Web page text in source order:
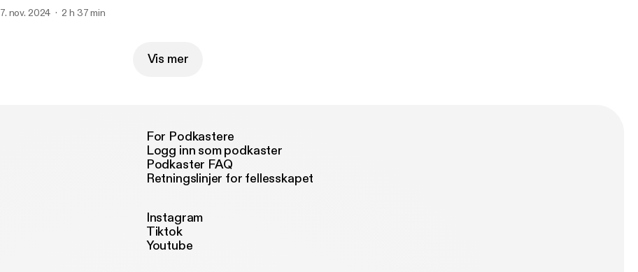
7. nov. 2024 2 h 37 min
Vis mer
For Podkastere
Logg inn som podkaster
Podkaster FAQ
Retningslinjer for fellesskapet
Instagram
Tiktok
Youtube